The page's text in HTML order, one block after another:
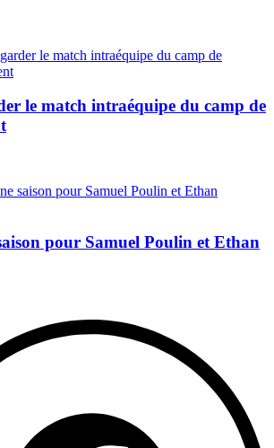
le match intraéquipe du camp de
pour Samuel Poulin et Ethan